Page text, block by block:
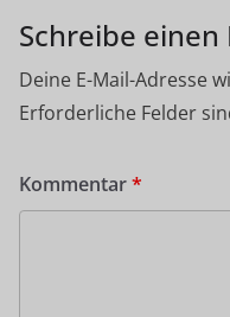
Schreibe
Deine E-Mail-Adresse
Erforderliche Felder
Kommentar*